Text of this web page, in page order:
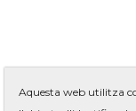
Aquesta web utilitza